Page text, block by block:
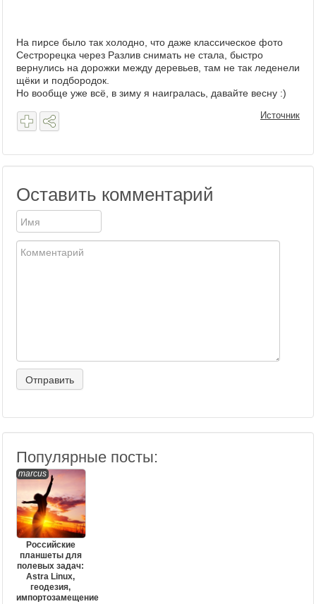
На пирсе было так холодно, что даже классическое фото
Сестрорецка через Разлив снимать не стала, быстро
вернулись на дорожки между деревьев, там не так леденели
щёки и подбородок.
Но вообще уже всё, в зиму я наигралась, давайте весну :)
Источник
Оставить комментарий
Популярные посты:
marcus
Российские
планшеты для
полевых задач:
Astra Linux,
геодезия,
импортозамещение